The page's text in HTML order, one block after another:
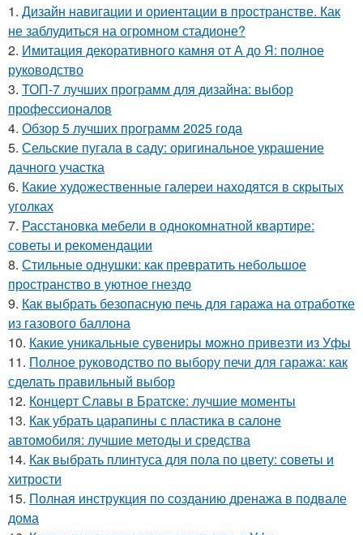
1. Дизайн навигации и ориентации в пространстве. Как
не заблудиться на огромном стадионе?
2. Имитация декоративного камня от А до Я: полное
руководство
3. ТОП-7 лучших программ для дизайна: выбор
профессионалов
4. Обзор 5 лучших программ 2025 года
5. Сельские пугала в саду: оригинальное украшение
дачного участка
6. Какие художественные галереи находятся в скрытых
уголках
7. Расстановка мебели в однокомнатной квартире:
советы и рекомендации
8. Стильные однушки: как превратить небольшое
пространство в уютное гнездо
9. Как выбрать безопасную печь для гаража на отработке
из газового баллона
10. Какие уникальные сувениры можно привезти из Уфы
11. Полное руководство по выбору печи для гаража: как
сделать правильный выбор
12. Концерт Славы в Братске: лучшие моменты
13. Как убрать царапины с пластика в салоне
автомобиля: лучшие методы и средства
14. Как выбрать плинтуса для пола по цвету: советы и
хитрости
15. Полная инструкция по созданию дренажа в подвале
дома